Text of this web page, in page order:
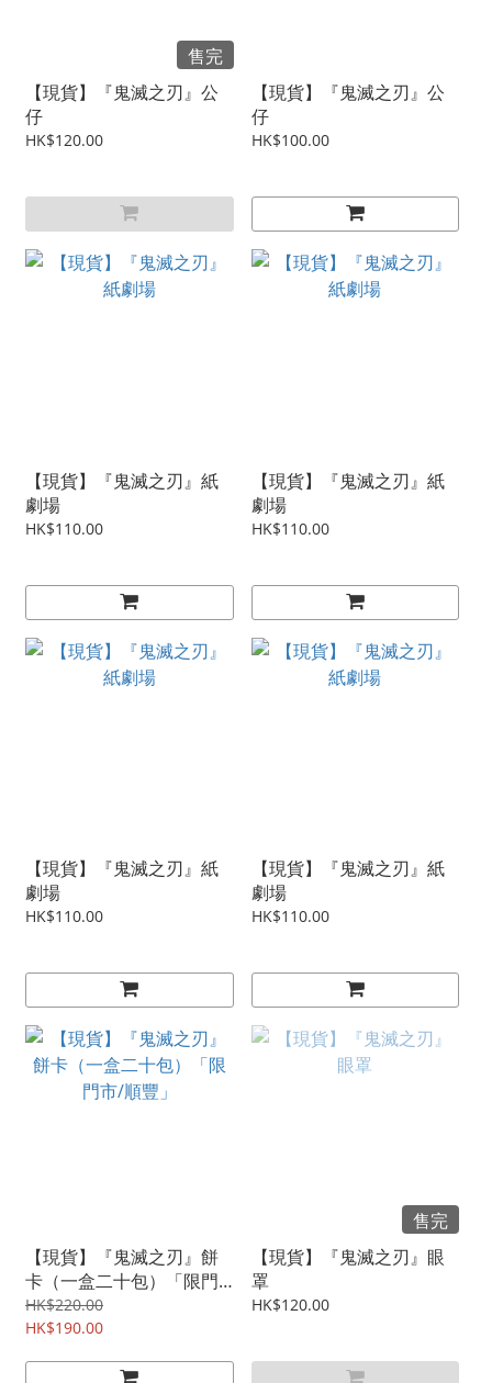
售完
【現貨】『鬼滅之刃』公
仔
HK$120.00
【現貨】『鬼滅之刃』公
仔
HK$100.00
【現貨】『鬼滅之刃』紙
劇場
HK$110.00
【現貨】『鬼滅之刃』紙
劇場
HK$110.00
【現貨】『鬼滅之刃』紙
劇場
HK$110.00
【現貨】『鬼滅之刃』紙
劇場
HK$110.00
【現貨】『鬼滅之刃』餅
卡（一盒二十包）「限門
市/順豐」
HK$220.00
HK$190.00
售完
【現貨】『鬼滅之刃』眼
罩
HK$120.00